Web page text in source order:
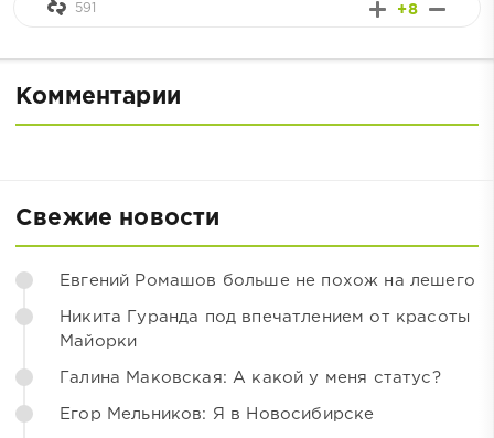
+8
591
Комментарии
Свежие новости
Евгений Ромашов больше не похож на лешего
Никита Гуранда под впечатлением от красоты
Майорки
Галина Маковская: А какой у меня статус?
Егор Мельников: Я в Новосибирске